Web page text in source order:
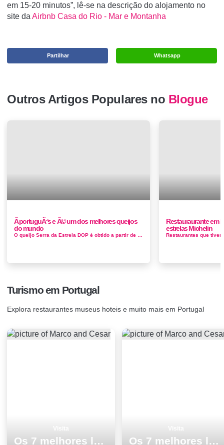
em 15-20 minutos”, lê-se na descrição do alojamento no
site da Airbnb Casa do Rio - Mar e Montanha
Whatsapp
Partilhar
Outros Artigos Populares no Blogue
Ã portuguÃªs e Ã© um dos melhores queijos
do mundo
Restauraurante em
estrelas Michelin
Turismo em Portugal
Explora restaurantes museus hoteis e muito mais em Portugal
Os 7 melhores lugares para visitar em GrÃ¢ndola Os 7 melhores lugares para visitar em Caldas da Rainha